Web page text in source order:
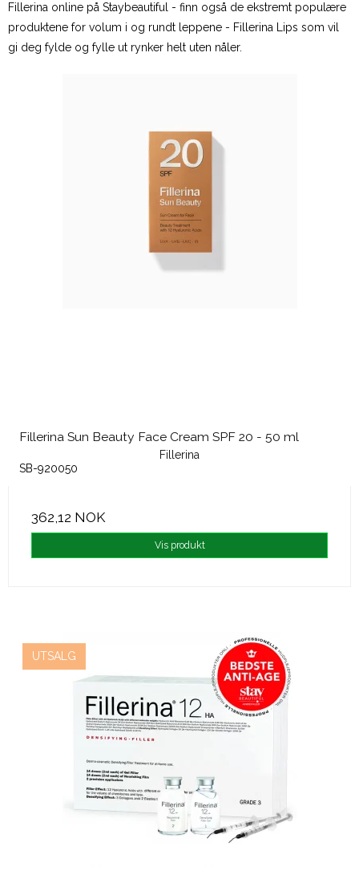
Fillerina online på Staybeautiful - finn også de ekstremt populære
produktene for volum i og rundt leppene - Fillerina Lips som vil
gi deg fylde og fylle ut rynker helt uten nåler.
Fillerina Sun Beauty Face Cream SPF 20 - 50 ml
Fillerina
SB-920050
362,12 NOK
Vis produkt
UTSALG